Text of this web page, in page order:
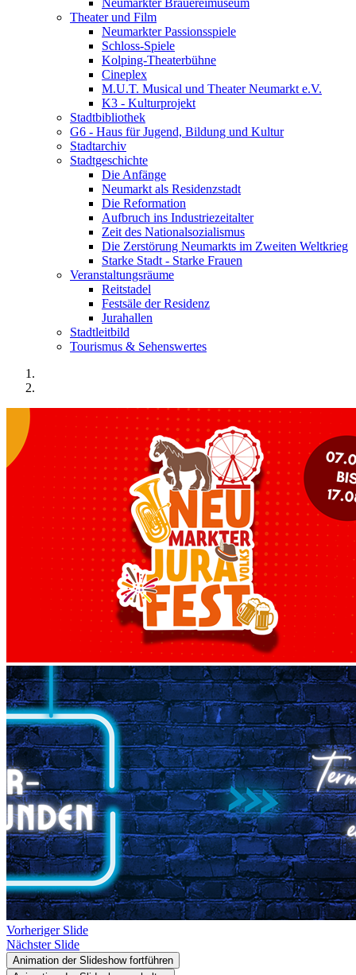
Neumarkter Brauereimuseum
Theater und Film
Neumarkter Passionsspiele
Schloss-Spiele
Kolping-Theaterbühne
Cineplex
M.U.T. Musical und Theater Neumarkt e.V.
K3 - Kulturprojekt
Stadtbibliothek
G6 - Haus für Jugend, Bildung und Kultur
Stadtarchiv
Stadtgeschichte
Die Anfänge
Neumarkt als Residenzstadt
Die Reformation
Aufbruch ins Industriezeitalter
Zeit des Nationalsozialismus
Die Zerstörung Neumarkts im Zweiten Weltkrieg
Starke Stadt - Starke Frauen
Veranstaltungsräume
Reitstadel
Festsäle der Residenz
Jurahallen
Stadtleitbild
Tourismus & Sehenswertes
Vorheriger Slide
Nächster Slide
Animation der Slideshow fortführen